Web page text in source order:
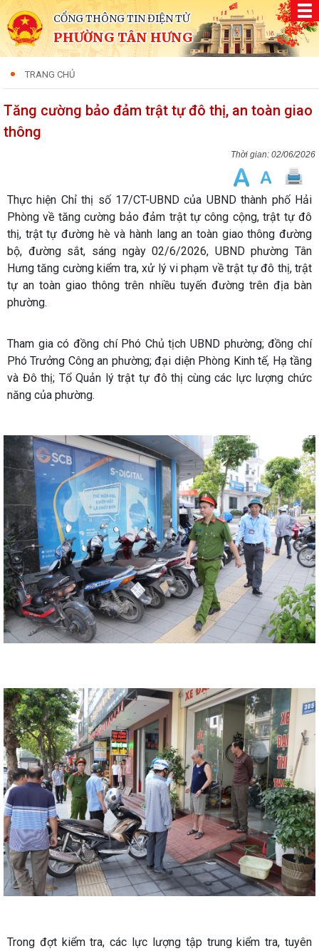
CỔNG THÔNG TIN ĐIỆN TỬ
PHƯỜNG TÂN HƯNG
TRANG CHỦ
Tăng cường bảo đảm trật tự đô thị, an toàn giao
thông
02/06/2026
Thực hiện Chỉ thị số 17/CT-UBND của UBND thành phố Hải
Phòng về tăng cường bảo đảm trật tự công cộng, trật tự đô
thị, trật tự đường hè và hành lang an toàn giao thông đường
bộ, đường sắt, sáng ngày 02/6/2026, UBND phường Tân
Hưng tăng cường kiểm tra, xử lý vi phạm về trật tự đô thị, trật
tự an toàn giao thông trên nhiều tuyến đường trên địa bàn
phường.
Tham gia có đồng chí Phó Chủ tịch UBND phường; đồng chí
Phó Trưởng Công an phường; đại diện Phòng Kinh tế, Hạ tầng
và Đô thị; Tổ Quản lý trật tự đô thị cùng các lực lượng chức
năng của phường.
Trong đợt kiểm tra, các lực lượng tập trung kiểm tra, tuyên